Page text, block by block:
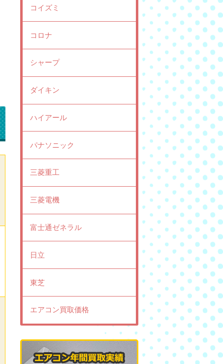
コイズミ
コロナ
シャープ
ダイキン
ハイアール
パナソニック
三菱重工
三菱電機
富士通ゼネラル
日立
東芝
エアコン買取価格